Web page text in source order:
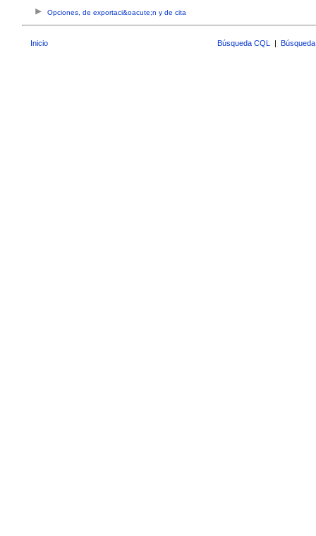
Opciones, de exportaci&oacute;n y de cita
Inicio Búsqueda CQL |